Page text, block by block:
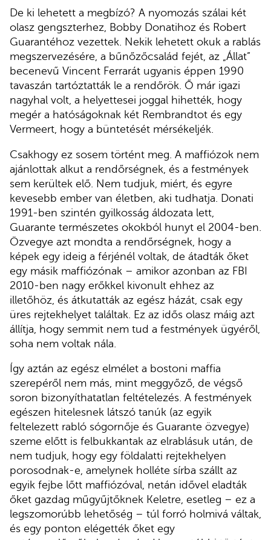
De ki lehetett a megbízó? A nyomozás szálai két
olasz gengszterhez, Bobby Donatihoz és Robert
Guarantéhoz vezettek. Nekik lehetett okuk a rablás
megszervezésére, a bűnőzőcsalád fejét, az „Állat”
becenevű Vincent Ferrarát ugyanis éppen 1990
tavaszán tartóztatták le a rendőrök. Ő már igazi
nagyhal volt, a helyettesei joggal hihették, hogy
megér a hatóságoknak két Rembrandtot és egy
Vermeert, hogy a büntetését mérsékeljék.
Csakhogy ez sosem történt meg. A maffiózok nem
ajánlottak alkut a rendőrségnek, és a festmények
sem kerültek elő. Nem tudjuk, miért, és egyre
kevesebb ember van életben, aki tudhatja. Donati
1991-ben szintén gyilkosság áldozata lett,
Guarante természetes okokból hunyt el 2004-ben.
Özvegye azt mondta a rendőrségnek, hogy a
képek egy ideig a férjénél voltak, de átadták őket
egy másik maffiózónak – amikor azonban az FBI
2010-ben nagy erőkkel kivonult ehhez az
illetőhöz, és átkutatták az egész házát, csak egy
üres rejtekhelyet találtak. Ez az idős olasz máig azt
állítja, hogy semmit nem tud a festmények ügyéről,
soha nem voltak nála.
Így aztán az egész elmélet a bostoni maffia
szerepéről nem más, mint meggyőző, de végső
soron bizonyíthatatlan feltételezés. A festmények
egészen hitelesnek látszó tanúk (az egyik
feltelezett rabló sógornője és Guarante özvegye)
szeme előtt is felbukkantak az elrablásuk után, de
nem tudjuk, hogy egy földalatti rejtekhelyen
porosodnak-e, amelynek holléte sírba szállt az
egyik fejbe lőtt maffiózóval, netán idővel eladták
őket gazdag műgyűjtőknek Keletre, esetleg – ez a
legszomorúbb lehetőség – túl forró holmivá váltak,
és egy ponton elégették őket egy